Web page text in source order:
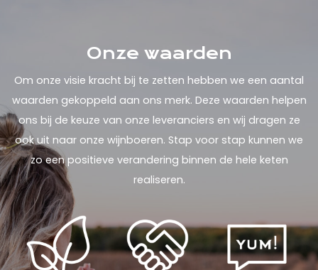
Onze waarden
Om onze visie kracht bij te zetten hebben we een aantal
waarden gekoppeld aan ons merk. Deze waarden helpen
ons bij de keuze van onze leveranciers en wij dragen ze
ook uit naar onze wijnboeren. Stap voor stap kunnen we
zo een positieve verandering binnen de hele keten
realiseren.